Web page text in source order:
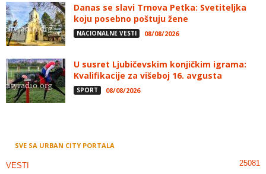
Danas se slavi Trnova Petka: Svetiteljka
koju posebno poštuju žene
NACIONALNE VESTI 08/08/2026
U susret Ljubičevskim konjičkim igrama:
Kvalifikacije za višeboj 16. avgusta
SPORT 08/08/2026
SVE SA URBAN CITY PORTALA
VESTI 25081